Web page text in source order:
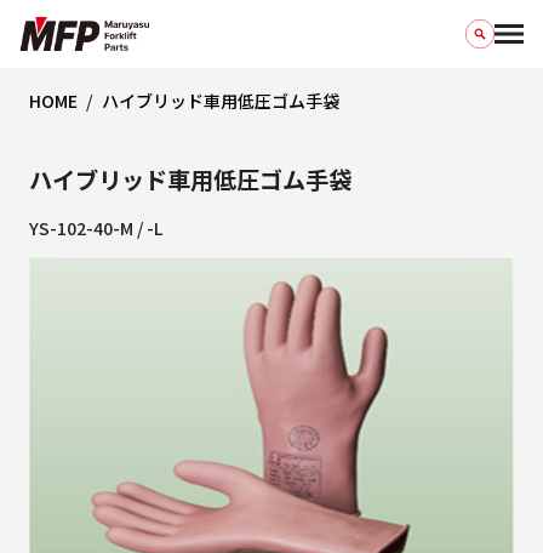
HOME ハイブリッド車用低圧ゴム手袋
ハイブリッド車用低圧ゴム手袋
YS-102-40-M / -L